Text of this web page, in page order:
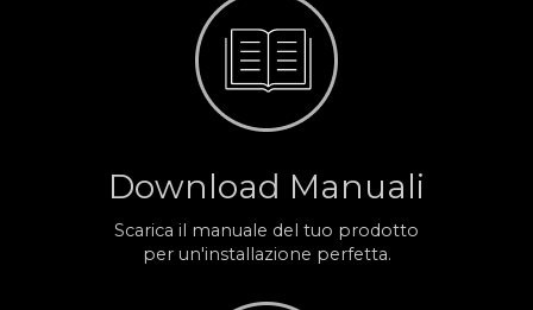
Download Manuali
Scarica il manuale del tuo prodotto
per un'installazione perfetta.